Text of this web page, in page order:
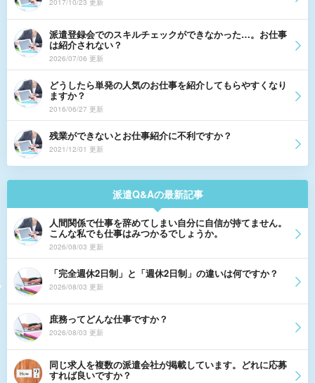
2017/10/23 更新
派遣登録会でのスキルチェックができなかった…。お仕事
は紹介されない？
2026/07/06 更新
どうしたら単発の人気のお仕事を紹介してもらやすくなり
ますか？
2016/06/27 更新
残業ができないとお仕事紹介に不利ですか？
2021/12/01 更新
派遣Q&Aの最新記事
人間関係で仕事を辞めてしまい自分に自信が持てません。
こんな私でも仕事はみつかるでしょうか。
2026/08/03 更新
「完全週休2日制」と「週休2日制」の違いは何ですか？
2026/08/03 更新
庶務ってどんな仕事ですか？
2026/08/03 更新
同じ求人を複数の派遣会社が掲載しています。どれに応募
すれば良いですか？